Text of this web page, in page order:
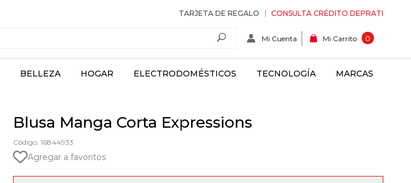
TARJETA DE REGALO CONSULTA CRÉDITO DEPRATI
Mi Cuenta Mi Carrito 0
BELLEZA HOGAR ELECTRODOMÉSTICOS TECNOLOGÍA MARCAS
Blusa Manga Corta Expressions
Código: 16844933
Agregar a favoritos